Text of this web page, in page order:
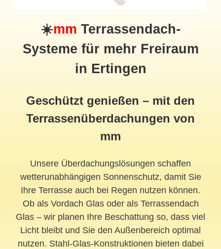
☀️mm Terrassendach-
Systeme für mehr Freiraum
in Ertingen
Geschützt genießen – mit den
Terrassenüberdachungen von
mm
Unsere Überdachungslösungen schaffen
wetterunabhängigen Sonnenschutz, damit Sie
Ihre Terrasse auch bei Regen nutzen können.
Ob als Vordach Glas oder als Terrassendach
Glas – wir planen Ihre Beschattung so, dass viel
Licht bleibt und Sie den Außenbereich optimal
nutzen. Stahl-Glas-Konstruktionen bieten dabei